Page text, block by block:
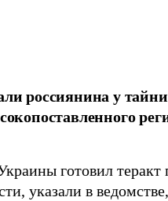
россиянина у
готовил теракт
указали в